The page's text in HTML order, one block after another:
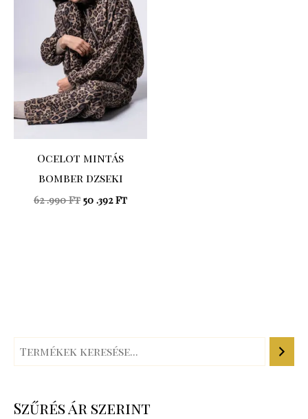
Szűrés ár szerint
Ocelot mintás
bomber dzseki
62 .990Ft
62
.990 Ft.
50 .392Ft
50
.392 Ft.